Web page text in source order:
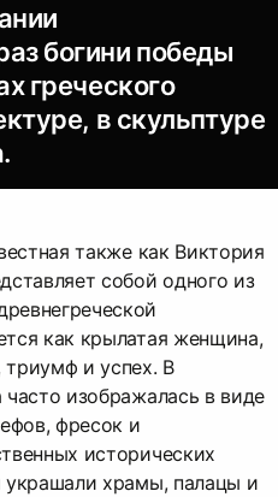
богини победы
греческого
в скульптуре
также как Виктория
собой одного из
как крылатая женщина,
и успех. В
изображалась в виде
фресок и
исторических
украшали храмы, палацы и